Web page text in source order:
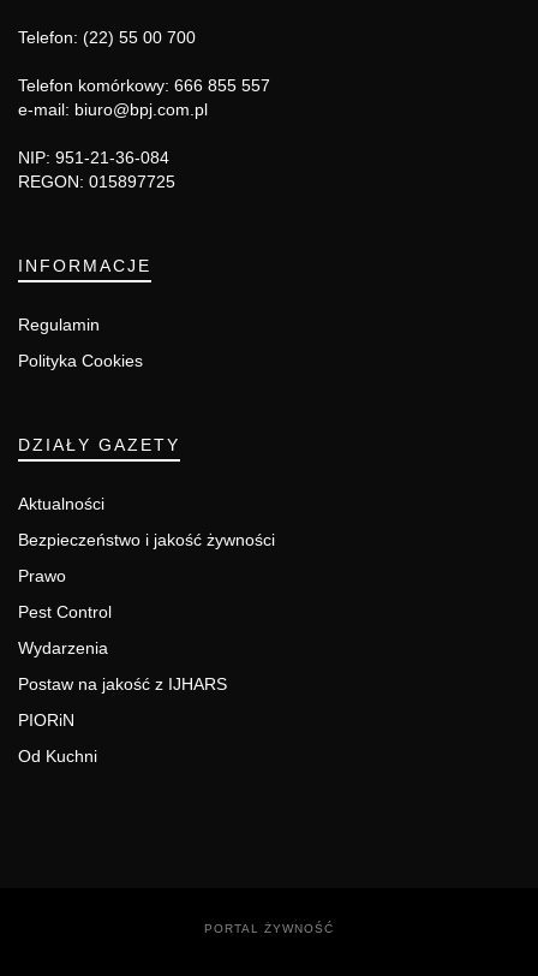
Telefon: (22) 55 00 700
Telefon komórkowy: 666 855 557
e-mail: biuro@bpj.com.pl
NIP: 951-21-36-084
REGON: 015897725
INFORMACJE
Regulamin
Polityka Cookies
DZIAŁY GAZETY
Aktualności
Bezpieczeństwo i jakość żywności
Prawo
Pest Control
Wydarzenia
Postaw na jakość z IJHARS
PIORiN
Od Kuchni
PORTAL ŻYWNOŚĆ